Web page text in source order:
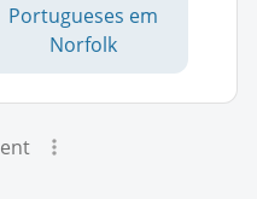
Portugueses em
Norfolk